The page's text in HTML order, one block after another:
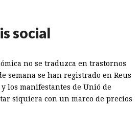
social
no se traduzca en trastornos
semana se han registrado en Reus
los manifestantes de Unió de
siquiera con un marco de precios